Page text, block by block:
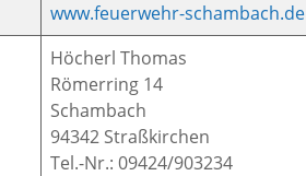
www.feuerwehr-schambach.de
Höcherl Thomas
Römerring 14
Schambach
94342 Straßkirchen
Tel.-Nr.: 09424/903234